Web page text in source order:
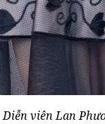
Diễn viên Lan